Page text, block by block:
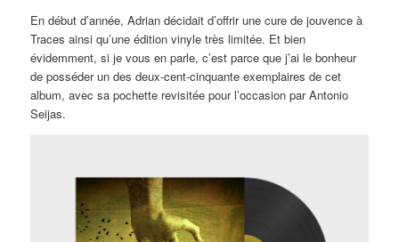
En début d’année, Adrian décidait d’offrir une cure de jouvence à
Traces ainsi qu’une édition vinyle très limitée. Et bien
évidemment, si je vous en parle, c’est parce que j’ai le bonheur
de posséder un des deux-cent-cinquante exemplaires de cet
album, avec sa pochette revisitée pour l’occasion par Antonio
Seijas.